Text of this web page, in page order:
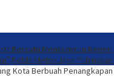
Bersatu Membangun Negeri
Polda Metro Jaya
Kota Berbuah